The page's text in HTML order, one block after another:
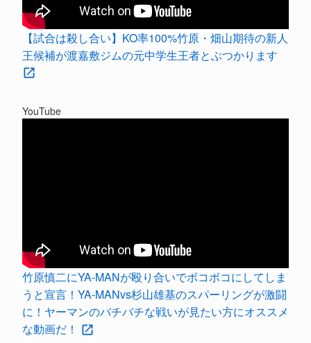
【試合は殺し合い】KO率100%竹原・畑山期待の新人
王候補が渡嘉敷ジムの元中学生王者とぶつかります
YouTube
竹原慎二にYA-MANが殴り合いでボコボコにしてしま
うと宣言！YA-MANvs杉山雄基のスパーリングが激闘
に！ヤーマンのバチバチな戦いが見たい方にオススメ
な動画だ！